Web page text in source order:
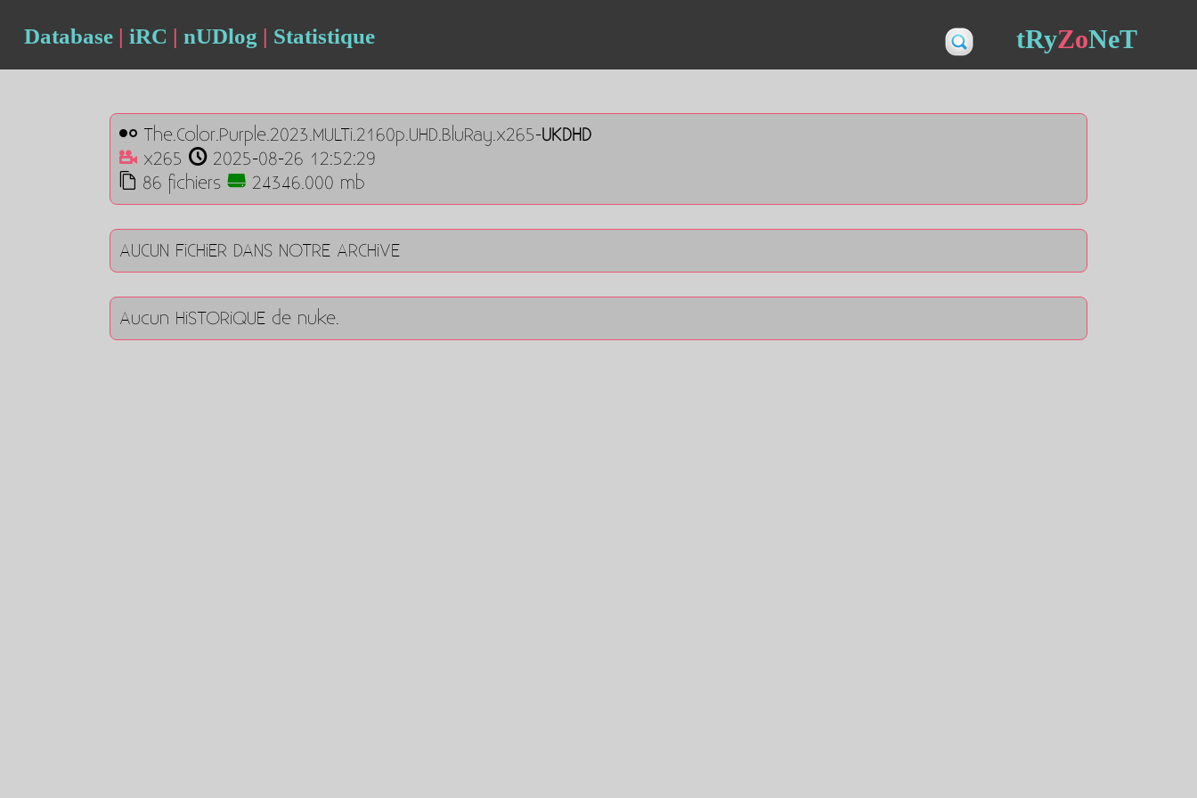
Database | iRC | nUDlog | Statistique tRyZoNeT
The.Color.Purple.2023.MULTi.2160p.UHD.BluRay.x265-UKDHD
x265
2025-08-26 12:52:29
86 fichiers
24346.000 mb
AUCUN FiCHiER DANS NOTRE ARCHiVE
Aucun HiSTORiQUE de nuke.